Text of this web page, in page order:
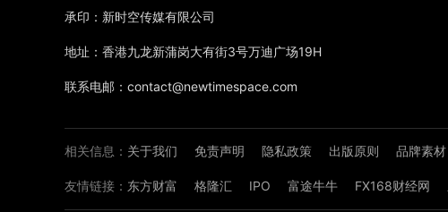
相关信息： 关于我们 免责声明 隐私政策 出版原则 品牌素材
友情链接： 东方财富 格隆汇 IPO 富途牛牛 FX168财经网
承印：新时空传媒有限公司
地址：香港九龙新蒲岗大有街3号万迪广场19H
联系电邮：contact@newtimespace.com